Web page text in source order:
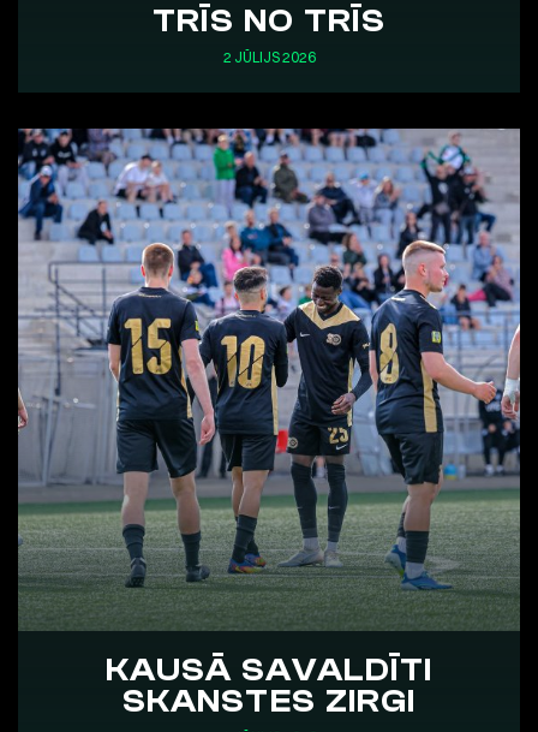
TRĪS NO TRĪS
2 JŪLIJS 2026
KAUSĀ SAVALDĪTI
SKANSTES ZIRGI